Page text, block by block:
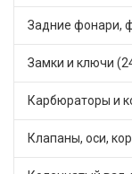
Замки и ключи